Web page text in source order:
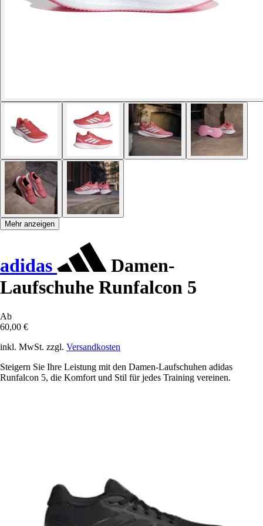
Mehr anzeigen
adidas
Damen-
Laufschuhe Runfalcon 5
Ab
60,00 €
inkl. MwSt. zzgl. Versandkosten
Steigern Sie Ihre Leistung mit den Damen-Laufschuhen adidas
Runfalcon 5, die Komfort und Stil für jedes Training vereinen.